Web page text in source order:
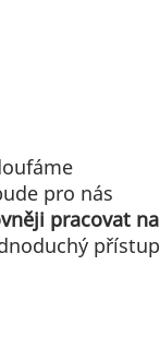
pro nás
pracovat na
přístup